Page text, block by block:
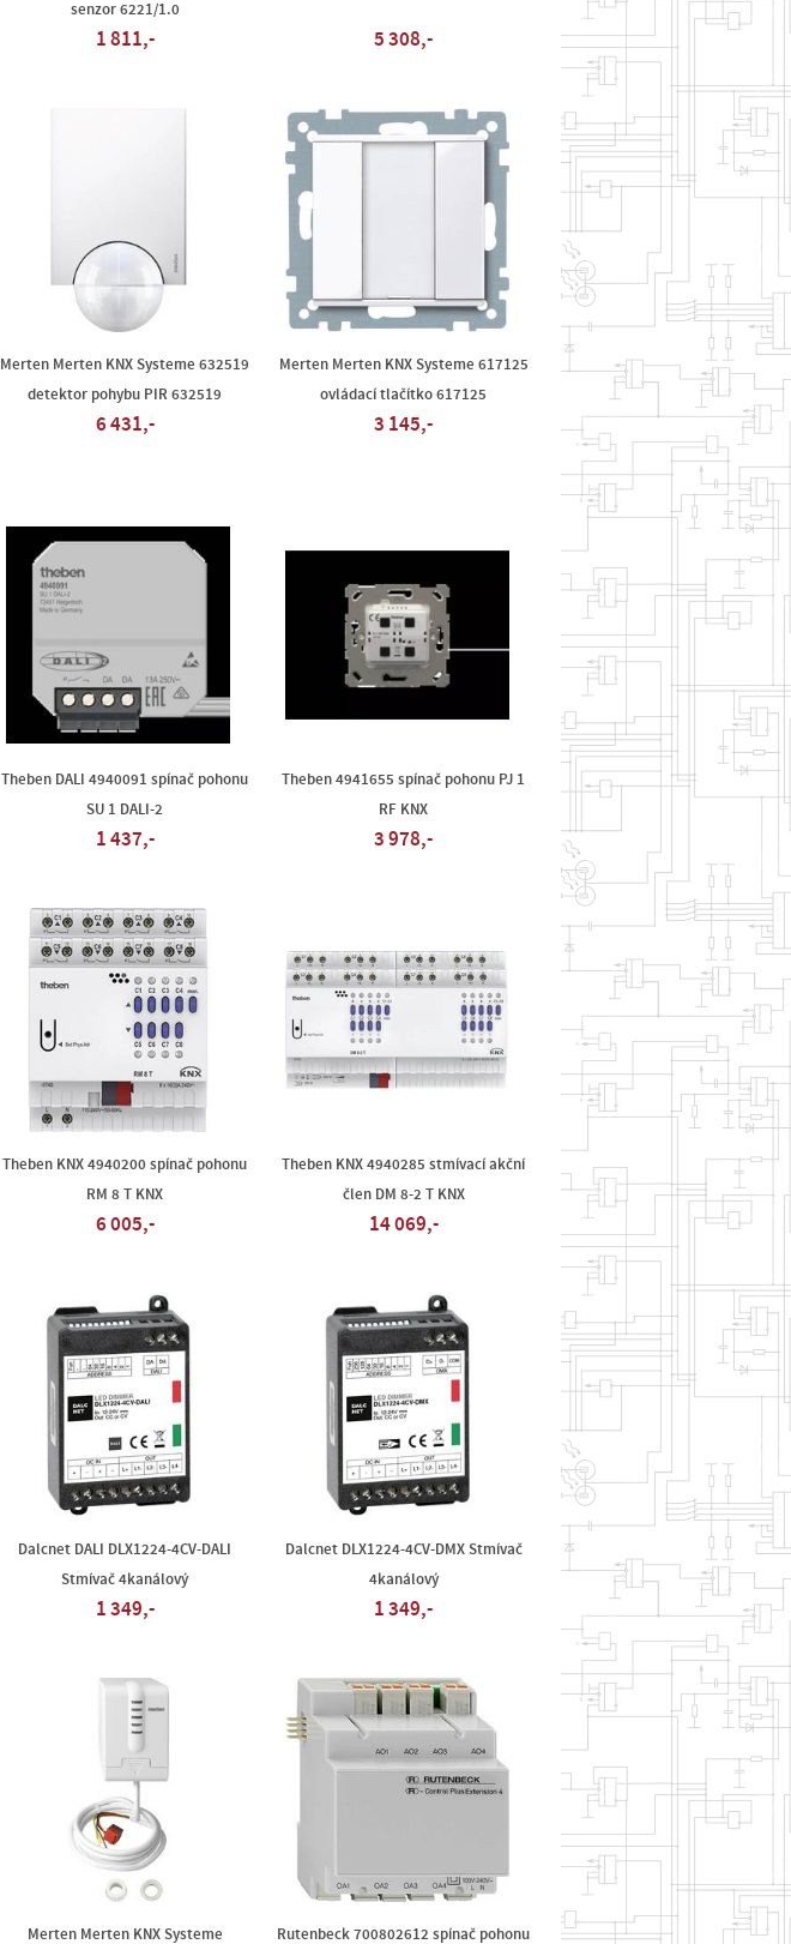
senzor 6221/1.0
1 811,- 5 308,-
Merten Merten KNX Systeme 632519
detektor pohybu PIR 632519
6 431,-
Merten Merten KNX Systeme 617125
ovládací tlačítko 617125
3 145,-
Theben DALI 4940091 spínač pohonu
SU 1 DALI-2
1 437,-
Theben 4941655 spínač pohonu PJ 1
RF KNX
3 978,-
Theben KNX 4940200 spínač pohonu
RM 8 T KNX
6 005,-
Theben KNX 4940285 stmívací akční
člen DM 8-2 T KNX
14 069,-
Dalcnet DALI DLX1224-4CV-DALI
Stmívač 4kanálový
1 349,-
Dalcnet DLX1224-4CV-DMX Stmívač
4kanálový
1 349,-
Merten Merten KNX Systeme Rutenbeck 700802612 spínač pohonu